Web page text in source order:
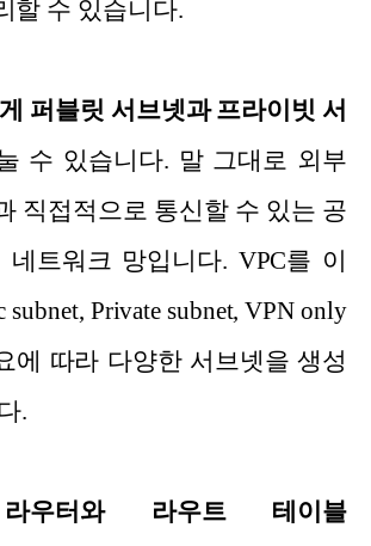
할 수 있습니다.
퍼블릿 서브넷과 프라이빗 서
수 있습니다. 말 그대로 외부
직접적으로 통신할 수 있는 공
네트워크 망입니다. VPC를 이
Private subnet, VPN only
에 따라 다양한 서브넷을 생성
.
우터와 라우트 테이블